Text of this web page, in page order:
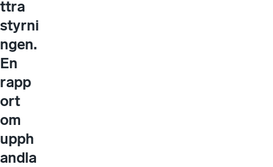
ttra
styrni
ngen.
En
rapp
ort
om
upph
andla